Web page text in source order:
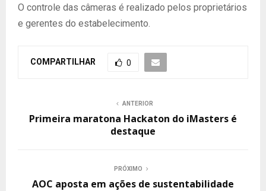
O controle das câmeras é realizado pelos proprietários
e gerentes do estabelecimento.
COMPARTILHAR 0
ANTERIOR
Primeira maratona Hackaton do iMasters é
destaque
PRÓXIMO
AOC aposta em ações de sustentabilidade